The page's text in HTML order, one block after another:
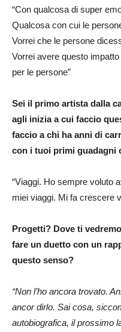
“Con qualcosa di super
Qualcosa con cui le
Vorrei che le persone
Vorrei avere questo
per le persone”
Sei il primo artista dalla
agli inizia a cui faccio
faccio a chi ha anni di
con i tuoi primi guadagni
“Viaggi. Ho sempre voluto
miei viaggi. Mi fa crescere
Progetti? Dove ti
fare un duetto con un
questo senso?
“Non l’ho ancora trovato.
ancor dirlo. Sai cosa,
autobiografica, il prossimo